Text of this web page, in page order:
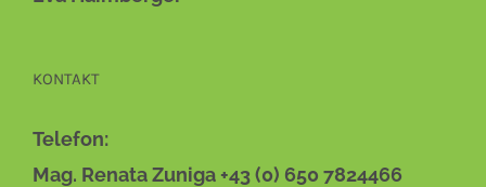
KONTAKT
Telefon:
Mag. Renata Zuniga +43 (0) 650 7824466